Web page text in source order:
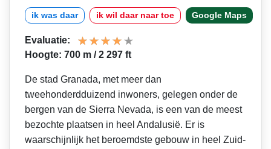
ik was daar ik wil daar naar toe Google Maps
Evaluatie:
Hoogte: 700 m / 2 297 ft
De stad Granada, met meer dan
tweehonderdduizend inwoners, gelegen onder de
bergen van de Sierra Nevada, is een van de meest
bezochte plaatsen in heel Andalusië. Er is
waarschijnlijk het beroemdste gebouw in heel Zuid-